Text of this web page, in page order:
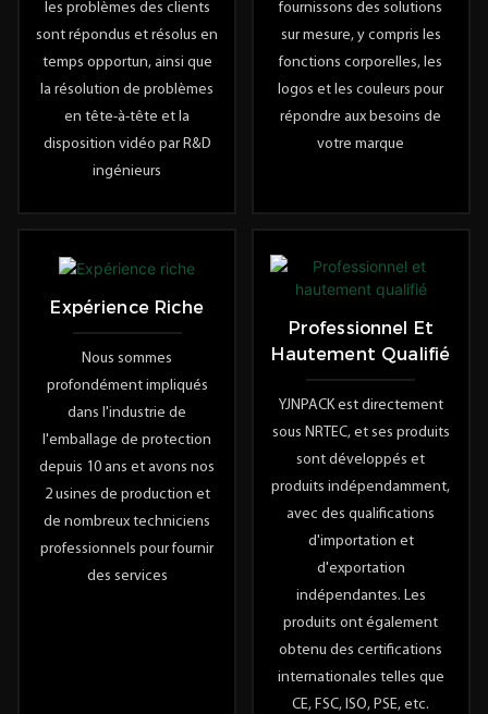
les problèmes des clients
sont répondus et résolus en
temps opportun, ainsi que
la résolution de problèmes
en tête-à-tête et la
disposition vidéo par R&D
ingénieurs
fournissons des solutions
sur mesure, y compris les
fonctions corporelles, les
logos et les couleurs pour
répondre aux besoins de
votre marque
Expérience Riche
Nous sommes
profondément impliqués
dans l'industrie de
l'emballage de protection
depuis 10 ans et avons nos
2 usines de production et
de nombreux techniciens
professionnels pour fournir
des services
Professionnel Et
Hautement Qualifié
YJNPACK est directement
sous NRTEC, et ses produits
sont développés et
produits indépendamment,
avec des qualifications
d'importation et
d'exportation
indépendantes. Les
produits ont également
obtenu des certifications
internationales telles que
CE, FSC, ISO, PSE, etc.